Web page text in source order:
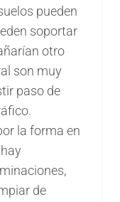
pueden
soportar
otro
son muy
paso de
la forma en
de